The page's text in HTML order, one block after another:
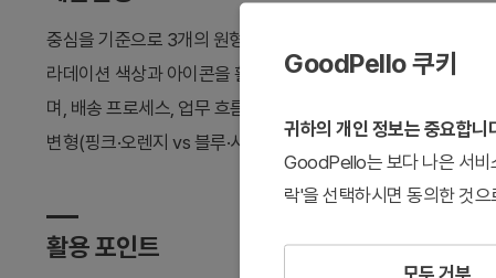
중심을 기준으로 3개의 원형 노드가 화살표로 연결된 순환 다
라데이션 색상과 아이콘을 활용하여 프로세스 흐름을 직관적으
며, 배송 프로세스, 업무 흐름, 운영 사이클 등 다양한 비즈니스
변형(핑크·오렌지 vs 블루·시안)을 제공하여 발표 상황에 맞게 선
활용 포인트
GoodPello 쿠키
귀하의 개인 정보는 중요합니
GoodPello는 보다 나은 서비
락'을 선택하시면 동의한 것
모두 거부